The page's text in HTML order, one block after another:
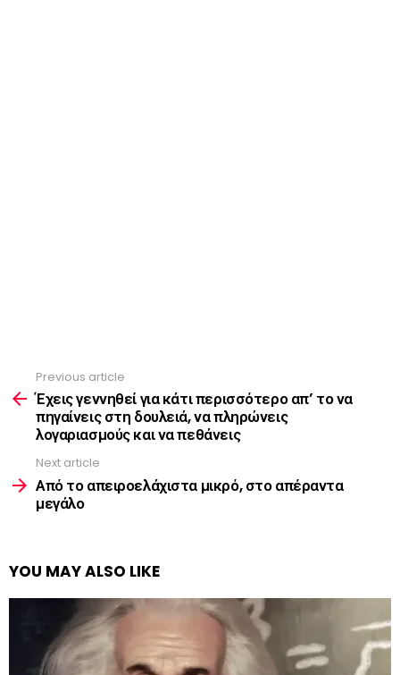
more
Previous article
Έχεις γεννηθεί για κάτι περισσότερο απ’ το να
πηγαίνεις στη δουλειά, να πληρώνεις
λογαριασμούς και να πεθάνεις
Next article
Από το απειροελάχιστα μικρό, στο απέραντα
μεγάλο
YOU MAY ALSO LIKE